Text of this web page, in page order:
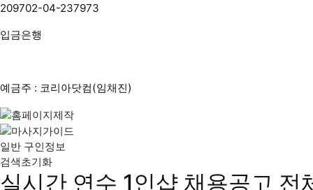
209702-04-237973
입금은행
예금주 : 코리아닷컴(임채진)
일반 구인정보
검색초기화
실시간 연수 1인샵 채용공고 전